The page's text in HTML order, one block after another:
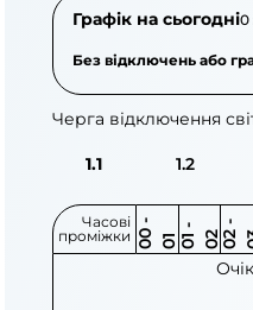
Графік на сьогодні0
Без відключень або
Черга відключення
1.1 1.2
Часові
проміжки 0
0
-
0 1 0
1
-
0 2 0
-
0